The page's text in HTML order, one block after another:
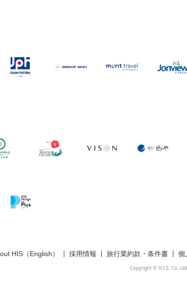
HIS（English） 採用情報 旅行業約款・条件書 個
Copyright © H.I.S.